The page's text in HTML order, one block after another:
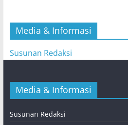
Media & Informasi
Susunan Redaksi
Media & Informasi
Susunan Redaksi